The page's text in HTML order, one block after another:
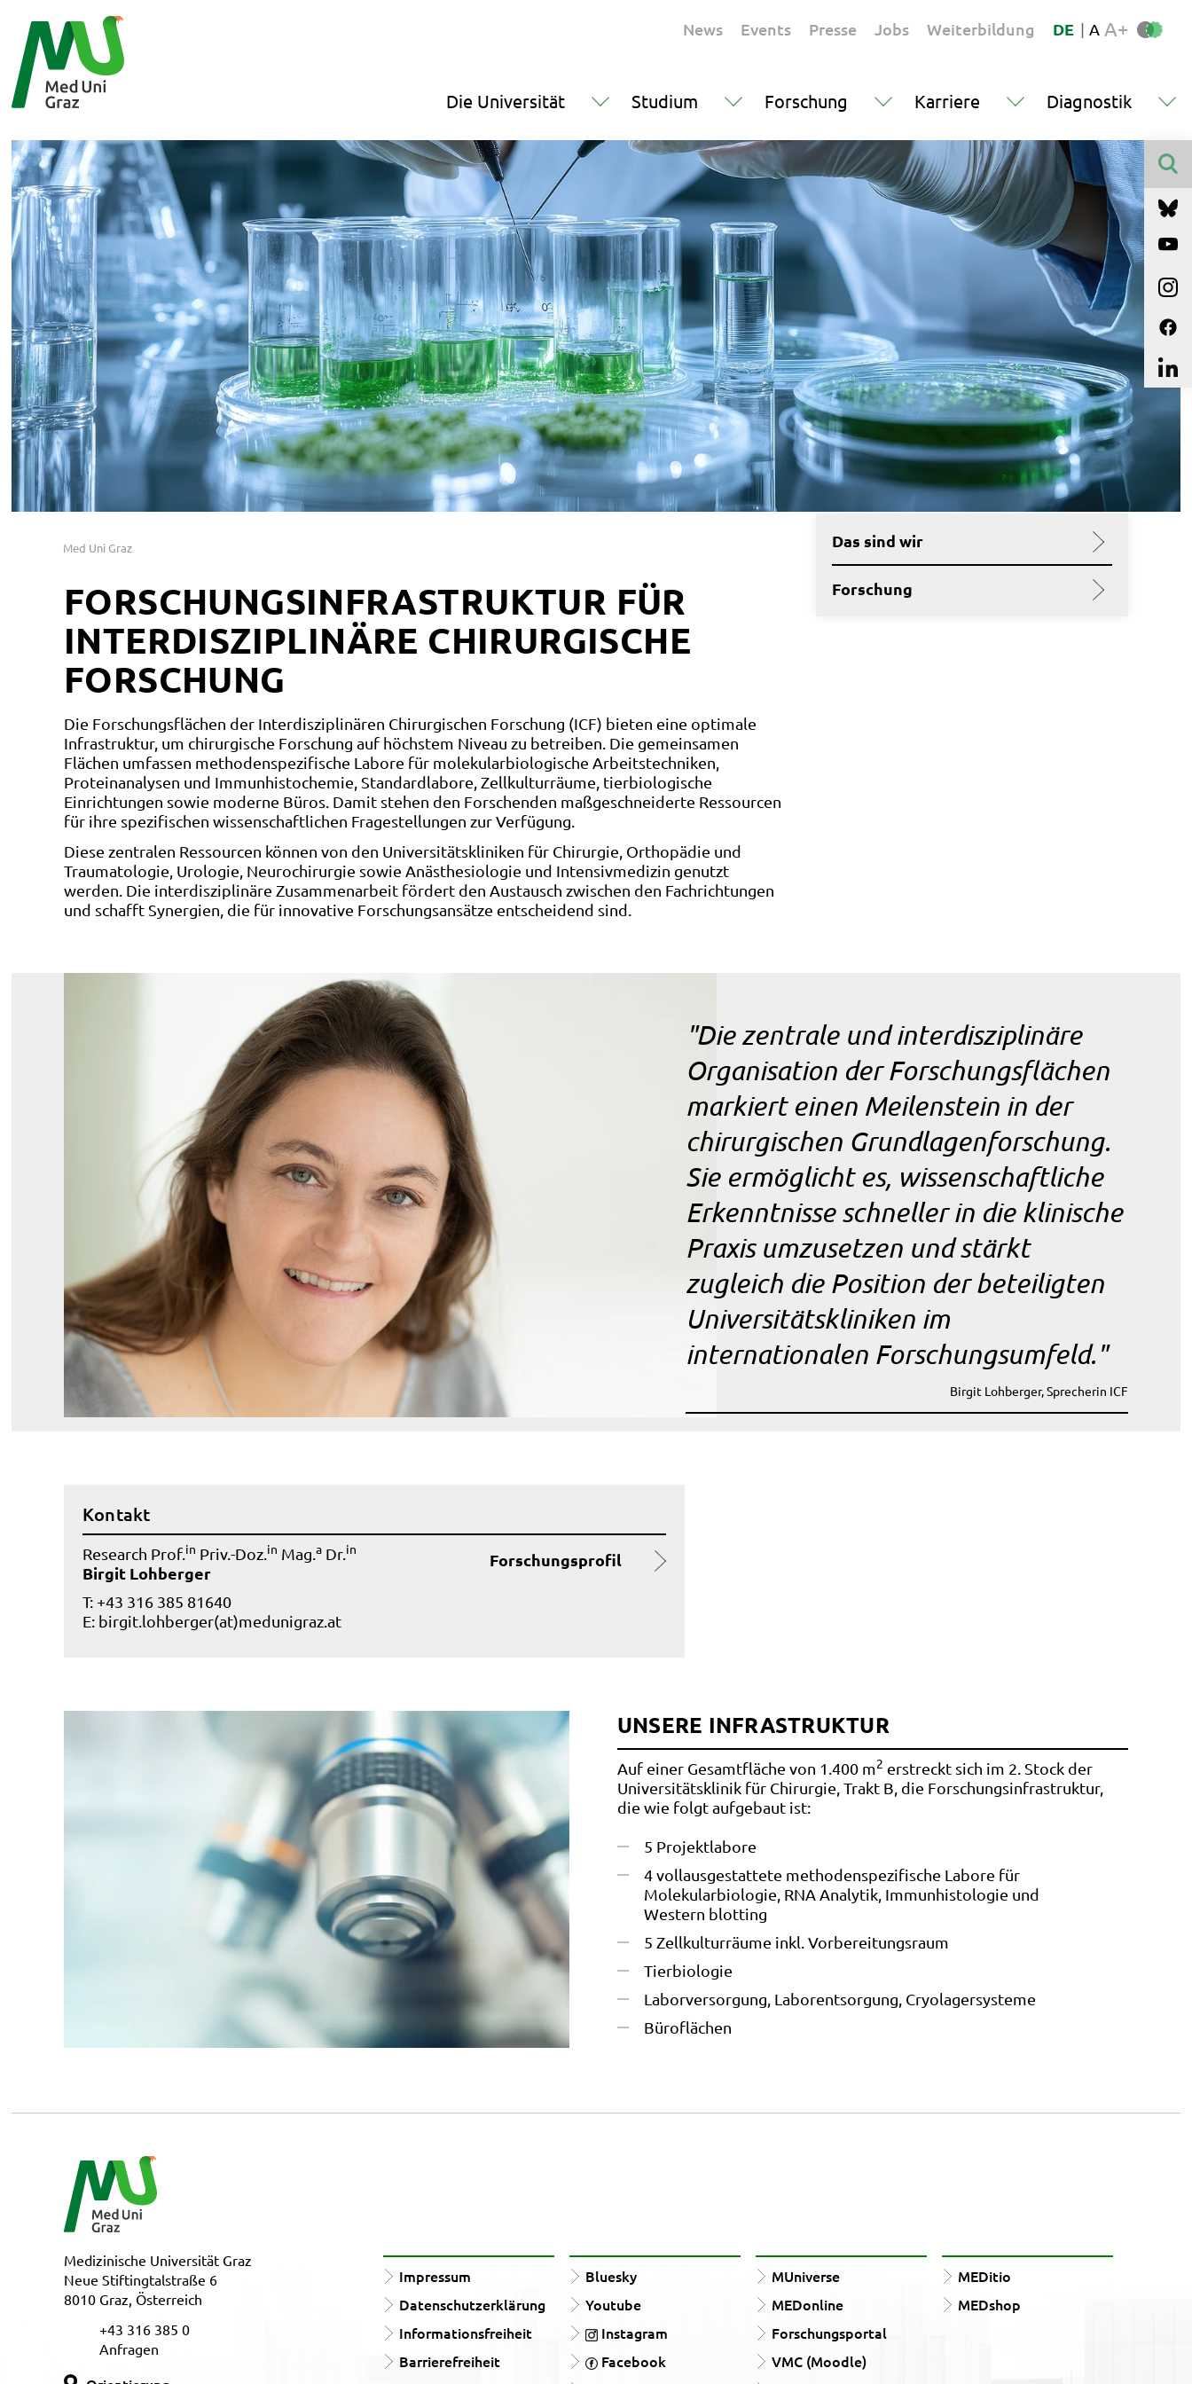
News Events Presse Jobs Weiterbildung DE | A A+
Die Universität Studium Forschung Karriere Diagnostik
Finden
Med Uni Graz
FORSCHUNGSINFRASTRUKTUR FÜR
INTERDISZIPLINÄRE CHIRURGISCHE
FORSCHUNG
Das sind wir
Forschung
Die Forschungsflächen der Interdisziplinären Chirurgischen Forschung (ICF) bieten eine optimale
Infrastruktur, um chirurgische Forschung auf höchstem Niveau zu betreiben. Die gemeinsamen
Flächen umfassen methodenspezifische Labore für molekularbiologische Arbeitstechniken,
Proteinanalysen und Immunhistochemie, Standardlabore, Zellkulturräume, tierbiologische
Einrichtungen sowie moderne Büros. Damit stehen den Forschenden maßgeschneiderte Ressourcen
für ihre spezifischen wissenschaftlichen Fragestellungen zur Verfügung.
Diese zentralen Ressourcen können von den Universitätskliniken für Chirurgie, Orthopädie und
Traumatologie, Urologie, Neurochirurgie sowie Anästhesiologie und Intensivmedizin genutzt
werden. Die interdisziplinäre Zusammenarbeit fördert den Austausch zwischen den Fachrichtungen
und schafft Synergien, die für innovative Forschungsansätze entscheidend sind.
"Die zentrale und interdisziplinäre
Organisation der Forschungsflächen
markiert einen Meilenstein in der
chirurgischen Grundlagenforschung.
Sie ermöglicht es, wissenschaftliche
Erkenntnisse schneller in die klinische
Praxis umzusetzen und stärkt
zugleich die Position der beteiligten
Universitätskliniken im
internationalen Forschungsumfeld."
Birgit Lohberger, Sprecherin ICF
Kontakt
Research Prof. in Priv.-Doz. in Mag. aDr. in
Birgit Lohberger
T: +43 316 385 81640
E: birgit.lohberger(at)medunigraz.at
Forschungsprofil
UNSERE INFRASTRUKTUR
Auf einer Gesamtfläche von 1.400 m2 erstreckt sich im 2. Stock der
Universitätsklinik für Chirurgie, Trakt B, die Forschungsinfrastruktur,
die wie folgt aufgebaut ist:
5 Projektlabore
4 vollausgestattete methodenspezifische Labore für
Molekularbiologie, RNA Analytik, Immunhistologie und
Western blotting
5 Zellkulturräume inkl. Vorbereitungsraum
Tierbiologie
Laborversorgung, Laborentsorgung, Cryolagersysteme
Büroflächen
Medizinische Universität Graz
Neue Stiftingtalstraße 6
8010 Graz, Österreich
+43 316 385 0
Anfragen
Impressum
Datenschutzerklärung
Informationsfreiheit
Barrierefreiheit
Bluesky
Youtube
Instagram
Facebook
MUniverse
MEDonline
Forschungsportal
VMC (Moodle)
MEDitio
MEDshop